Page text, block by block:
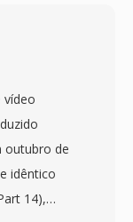
para
de
vídeo
outubro de
idêntico
14),